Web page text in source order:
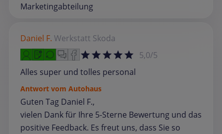
Marketingabteilung
Daniel F. Werkstatt Skoda
5,0/5
Alles super und tolles personal
Antwort vom Autohaus
Guten Tag Daniel F.,
vielen Dank für Ihre 5-Sterne Bewertung und das
positive Feedback. Es freut uns, dass Sie so